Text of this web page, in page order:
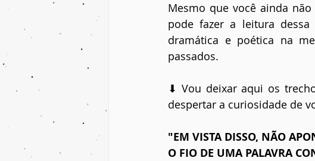
Mesmo que você ainda
pode fazer a leitura
dramática e poética na
passados.
⬇ Vou deixar aqui os
despertar a curiosidade de
"EM VISTA DISSO, NÃO
O FIO DE UMA PALAVRA